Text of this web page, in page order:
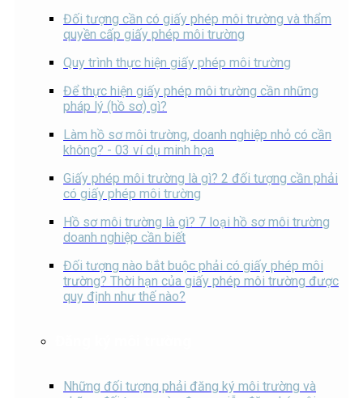
Đối tượng cần có giấy phép môi trường và thẩm
quyền cấp giấy phép môi trường
Quy trình thực hiện giấy phép môi trường
Để thực hiện giấy phép môi trường cần những
pháp lý (hồ sơ) gì?
Làm hồ sơ môi trường, doanh nghiệp nhỏ có cần
không? - 03 ví dụ minh họa
Giấy phép môi trường là gì? 2 đối tượng cần phải
có giấy phép môi trường
Hồ sơ môi trường là gì? 7 loại hồ sơ môi trường
doanh nghiệp cần biết
Đối tượng nào bắt buộc phải có giấy phép môi
trường? Thời hạn của giấy phép môi trường được
quy định như thế nào?
Những đối tượng phải đăng ký môi trường và